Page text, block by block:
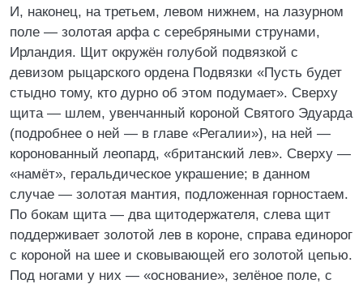
И, наконец, на третьем, левом нижнем, на лазурном
поле — золотая арфа с серебряными струнами,
Ирландия. Щит окружён голубой подвязкой с
девизом рыцарского ордена Подвязки «Пусть будет
стыдно тому, кто дурно об этом подумает». Сверху
щита — шлем, увенчанный короной Святого Эдуарда
(подробнее о ней — в главе «Регалии»), на ней —
коронованный леопард, «британский лев». Сверху —
«намёт», геральдическое украшение; в данном
случае — золотая мантия, подложенная горностаем.
По бокам щита — два щитодержателя, слева щит
поддерживает золотой лев в короне, справа единорог
с короной на шее и сковывающей его золотой цепью.
Под ногами у них — «основание», зелёное поле, с